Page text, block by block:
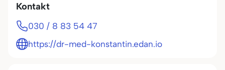
Kontakt
030 / 8 83 54 47
https://dr-med-konstantin.edan.io